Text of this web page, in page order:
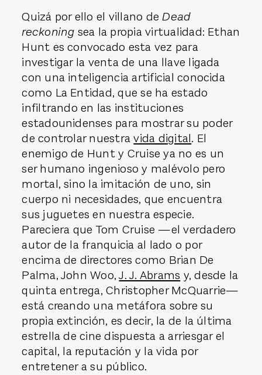
Quizá por ello el villano deDead
reckoning sea la propia virtualidad: Ethan
Hunt es convocado esta vez para
investigar la venta de una llave ligada
con una inteligencia artificial conocida
como La Entidad, que se ha estado
infiltrando en las instituciones
estadounidenses para mostrar su poder
de controlar nuestravida digital. El
enemigo de Hunt y Cruise ya no es un
ser humano ingenioso y malévolo pero
mortal, sino la imitación de uno, sin
cuerpo ni necesidades, que encuentra
sus juguetes en nuestra especie.
Pareciera que Tom Cruise —el verdadero
autor de la franquicia al lado o por
encima de directores como Brian De
Palma, John Woo,J. J. Abrams y, desde la
quinta entrega, Christopher McQuarrie—
está creando una metáfora sobre su
propia extinción, es decir, la de la última
estrella de cine dispuesta a arriesgar el
capital, la reputación y la vida por
entretener a su público.